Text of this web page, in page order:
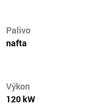
Palivo
nafta
Výkon
120 kW